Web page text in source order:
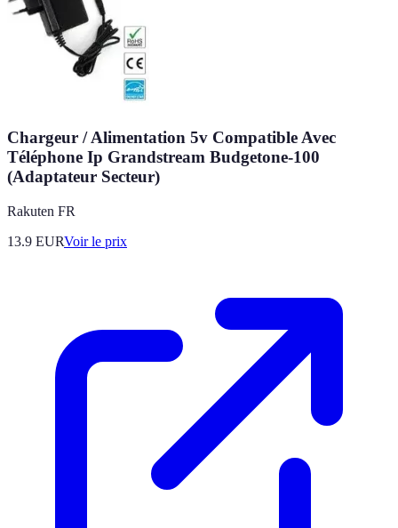
Chargeur / Alimentation 5v Compatible Avec
Téléphone Ip Grandstream Budgetone-100
(Adaptateur Secteur)
Rakuten FR
13.9 EURVoir le prix